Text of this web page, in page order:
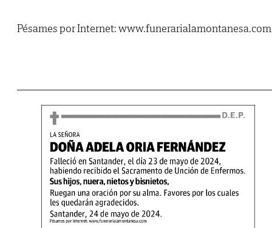
Pésames por Internet: www.funerarialamontanesa.com